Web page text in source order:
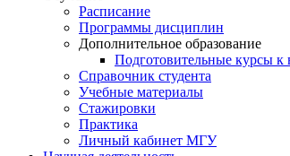
Расписание
Программы дисциплин
Дополнительное образование
Подготовительные курсы
Справочник студента
Учебные материалы
Стажировки
Практика
Личный кабинет МГУ